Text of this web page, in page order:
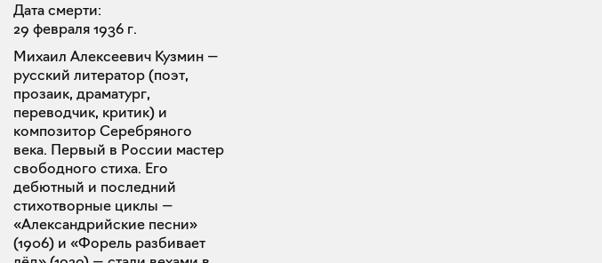
Дата смерти:
29 февраля 1936 г.
Михаил Алексеевич Кузмин —
русский литератор (поэт,
прозаик, драматург,
переводчик, критик) и
композитор Серебряного
века. Первый в России мастер
свободного стиха. Его
дебютный и последний
стихотворные циклы —
«Александрийские песни»
(1906) и «Форель разбивает